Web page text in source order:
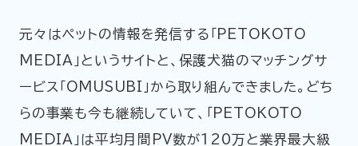
元々はペットの情報を発信する「PETOKOTO
MEDIA」というサイトと、保護犬猫のマッチングサ
ービス「OMUSUBI」から取り組んできました。どち
らの事業も今も継続していて、「PETOKOTO
MEDIA」は平均月間PV数が120万と業界最大級